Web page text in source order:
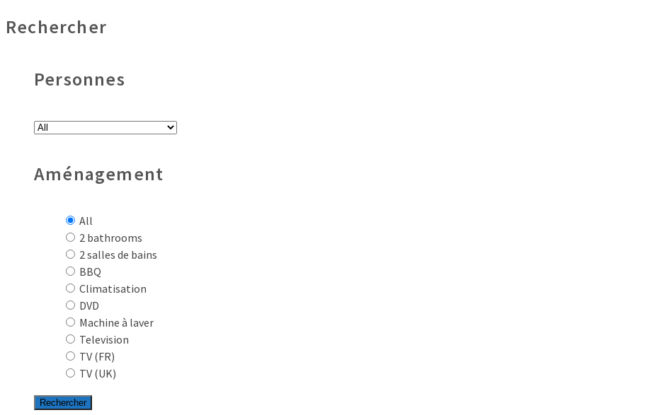
Rechercher
Personnes
Aménagement
All
2 bathrooms
2 salles de bains
BBQ
Climatisation
DVD
Machine à laver
Television
TV (FR)
TV (UK)